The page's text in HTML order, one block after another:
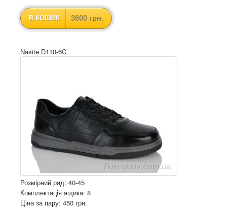
В КОШИК 3600 грн.
Nasite D110-6C
Розмірний ряд: 40-45
Комплектація ящика: 8
Ціна за пару: 450 грн.